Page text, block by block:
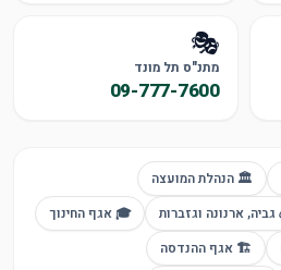
🎭
מתנ"ס תל מונד
09-777-7600
🏛 הנהלת המועצה
גביה, ארנונה וגזברות
🎓 אגף החינוך
🏗 אגף ההנדסה